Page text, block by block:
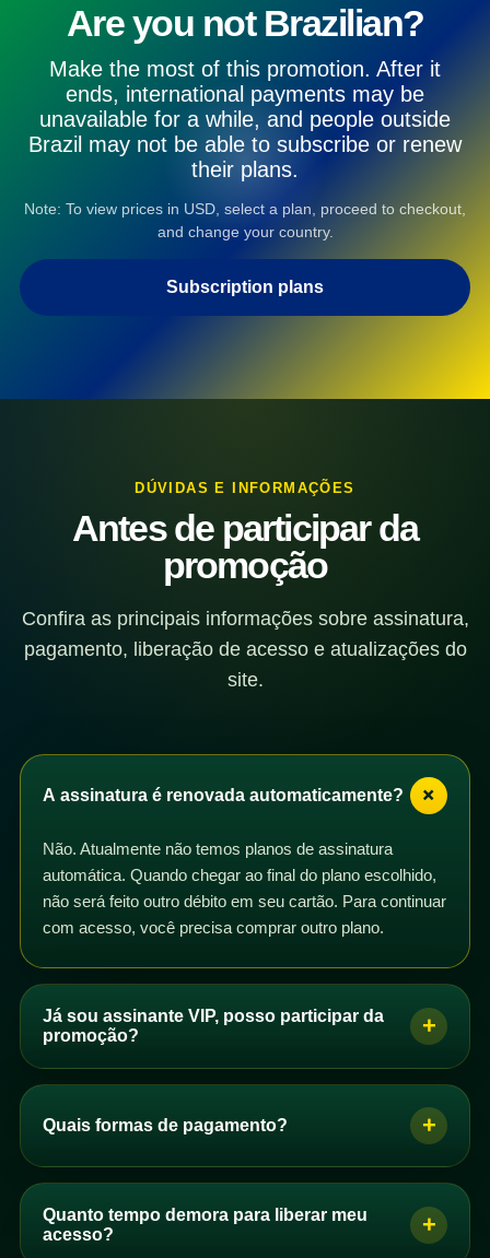
Are you not Brazilian?
Make the most of this promotion. After it
ends, international payments may be
unavailable for a while, and people outside
Brazil may not be able to subscribe or renew
their plans.
Note: To view prices in USD, select a plan, proceed to checkout,
and change your country.
Subscription plans
DÚVIDAS E INFORMAÇÕES
Antes de participar da
promoção
Confira as principais informações sobre assinatura,
pagamento, liberação de acesso e atualizações do
site.
A assinatura é renovada automaticamente? +
Não. Atualmente não temos planos de assinatura
automática. Quando chegar ao final do plano escolhido,
não será feito outro débito em seu cartão. Para continuar
com acesso, você precisa comprar outro plano.
Já sou assinante VIP, posso participar da
promoção?
+
Sim. Se você é assinante VIP com plano mensal,
promoção. Basta comprar um dos planos de acesso e
plano após a confirmação do pagamento.
Você pode comprar quantos planos quiser. Se perceber
Quais formas de pagamento? +
Se você é brasileiro, pode pagar por PIX, boleto ou
cartão de crédito. Se você não é brasileiro, pode
comprar com cartão de crédito.
Quanto tempo demora para liberar meu
acesso?
+